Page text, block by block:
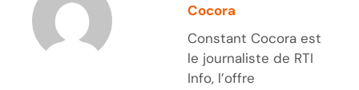
Cocora
Constant Cocora est
le journaliste de RTI
Info, l’offre